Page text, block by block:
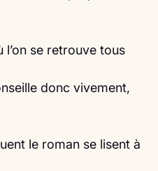
se retrouve tous
donc vivement,
le roman se lisent à